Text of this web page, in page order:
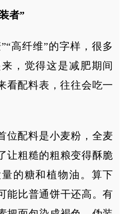
者”
高纤维”的字样，很多
，觉得这是减肥期间
看配料表，往往会吃一
位配料是小麦粉，全麦
让粗糙的粗粮变得酥脆
的糖和植物油。算下
能比普通饼干还高。有